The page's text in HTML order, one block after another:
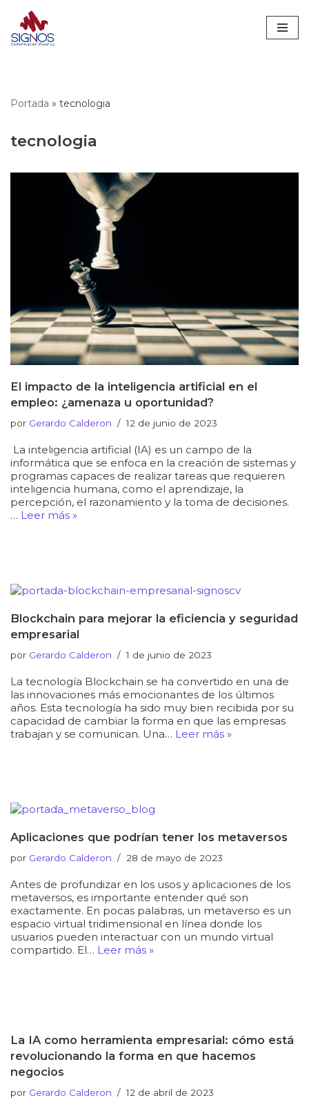
Saltar
al
Portada » tecnologia
tecnologia
El impacto de la inteligencia artificial en el
empleo: ¿amenaza u oportunidad?
por Gerardo Calderon 12 de junio de 2023
La inteligencia artificial (IA) es un campo de la
informática que se enfoca en la creación de sistemas y
programas capaces de realizar tareas que requieren
inteligencia humana, como el aprendizaje, la
percepción, el razonamiento y la toma de decisiones.
… Leer más »
Blockchain para mejorar la eficiencia y seguridad
empresarial
por Gerardo Calderon 1 de junio de 2023
La tecnología Blockchain se ha convertido en una de
las innovaciones más emocionantes de los últimos
años. Esta tecnología ha sido muy bien recibida por su
capacidad de cambiar la forma en que las empresas
trabajan y se comunican. Una… Leer más »
Aplicaciones que podrían tener los metaversos
por Gerardo Calderon 28 de mayo de 2023
Antes de profundizar en los usos y aplicaciones de los
metaversos, es importante entender qué son
exactamente. En pocas palabras, un metaverso es un
espacio virtual tridimensional en línea donde los
usuarios pueden interactuar con un mundo virtual
compartido. El… Leer más »
La IA como herramienta empresarial: cómo está
revolucionando la forma en que hacemos
negocios
por Gerardo Calderon 12 de abril de 2023